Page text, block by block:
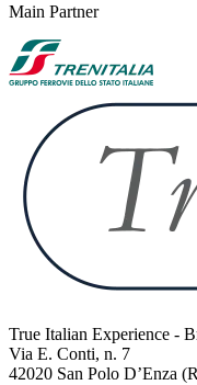
Main Partner
True Italian Experience -
Via E. Conti, n. 7
42020 San Polo D’Enza